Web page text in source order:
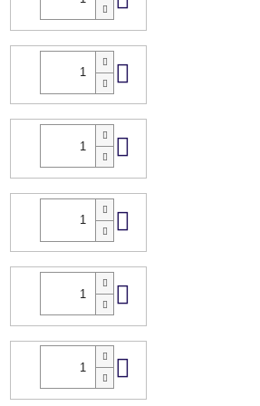
Do košíku
Do košíku
Do košíku
Do košíku
Do košíku
Do košíku